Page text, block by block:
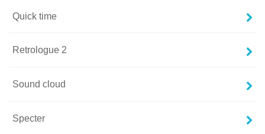
Quick time
Retrologue 2
Sound cloud
Specter